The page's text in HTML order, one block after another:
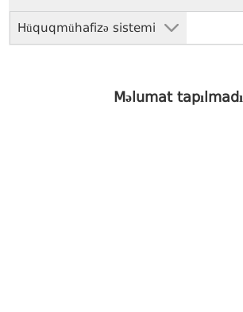
Hüquqmühafizə sistemi
Məlumat tapılmadı